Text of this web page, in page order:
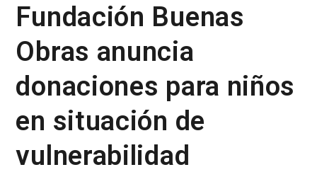
Fundación Buenas
Obras anuncia
donaciones para niños
en situación de
vulnerabilidad